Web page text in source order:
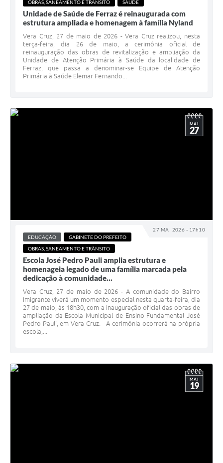
OBRAS, SANEAMENTO E TRÂNSITO
SAÚDE
Unidade de Saúde de Ferraz é reinaugurada com
estrutura ampliada e homenagem à família Nyland
Vera Cruz, 27 de maio de 2026 - Vera Cruz realizou, nesta
terça-feira, dia 26 de maio, a cerimônia oficial de
reinauguração das obras de revitalização e ampliação da
Unidade de Atenção Primária à Saúde da localidade de
Ferraz, que passa a denominar-se Equipe de Atenção
Primária à Saúde Elemar Fernando...
27 MAI 2026 - 17h10
MAI
27
EDUCAÇÃO
GABINETE DO PREFEITO
OBRAS, SANEAMENTO E TRÂNSITO
Escola José Pedro Pauli amplia estrutura e
homenageia legado de uma família marcada pela
dedicação à comunidade...
Vera Cruz, 27 de maio de 2026 - A comunidade do Bairro
Imigrante viverá um momento especial nesta quarta-feira, dia
27 de maio, às 18h30, com a inauguração oficial das obras de
ampliação da Escola Municipal de Ensino Fundamental José
Pedro Pauli, em Vera Cruz. A cerimônia ocorrerá na própria
escola,...
MAI
19